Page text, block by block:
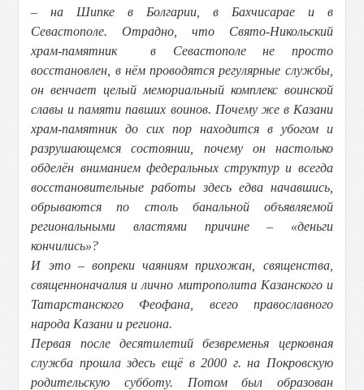
– на Шипке в Болгарии, в Бахчисарае и в
Севастополе. Отрадно, что Свято-Никольский
храм-памятник в Севастополе не просто
восстановлен, в нём проводятся регулярные службы,
он венчает целый мемориальный комплекс воинской
славы и памяти павших воинов. Почему же в Казани
храм-памятник до сих пор находится в убогом и
разрушающемся состоянии, почему он настолько
обделён вниманием федеральных структур и всегда
восстановительные работы здесь едва начавшись,
обрываются по столь банальной объявляемой
региональными властями причине – «деньги
кончились»?
И это – вопреки чаяниям прихожан, священства,
священноначалия и лично митрополита Казанского и
Татарстанского Феофана, всего православного
народа Казани и региона.
Первая после десятилетий безвременья церковная
служба прошла здесь ещё в 2000 г. на Покровскую
родительскую субботу. Потом был образован